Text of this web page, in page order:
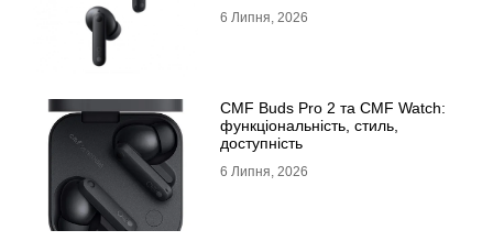
6 Липня, 2026
CMF Buds Pro 2 та CMF Watch:
функціональність, стиль,
доступність
6 Липня, 2026